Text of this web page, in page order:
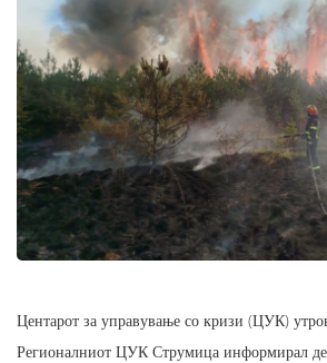
Центарот за управување со кризи (ЦУК)
Регионалниот ЦУК Струмица информирал